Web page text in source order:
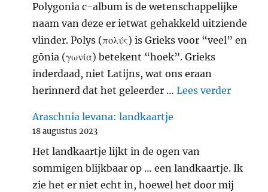
Polygonia c-album is de wetenschappelijke
naam van deze er ietwat gehakkeld uitziende
vlinder. Polys (πολύς) is Grieks voor “veel” en
gōnia (γωνία) betekent “hoek”. Grieks
inderdaad, niet Latijns, wat ons eraan
herinnerd dat het geleerder …Lees verder
Araschnia levana: landkaartje
18 augustus 2023
Het landkaartje lijkt in de ogen van
sommigen blijkbaar op … een landkaartje. Ik
zie het er niet echt in, hoewel het door mij